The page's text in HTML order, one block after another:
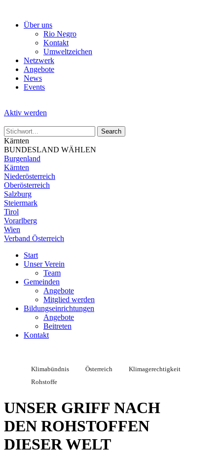
Über uns
Rio Negro
Kontakt
Umweltzeichen
Netzwerk
Angebote
News
Events
Aktiv werden
Kärnten
BUNDESLAND WÄHLEN
Burgenland
Kärnten
Niederösterreich
Oberösterreich
Salzburg
Steiermark
Tirol
Vorarlberg
Wien
Verband Österreich
Start
Unser Verein
Team
Gemeinden
Angebote
Mitglied werden
Bildungseinrichtungen
Angebote
Beitreten
Kontakt
Klimabündnis Österreich
Klimagerechtigkeit
Rohstoffe
UNSER GRIFF NACH
DEN ROHSTOFFEN
DIESER WELT